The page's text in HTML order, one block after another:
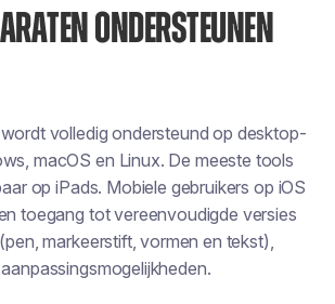
ONDERSTEUNEN
volledig ondersteund op desktop-
macOS en Linux. De meeste tools
op iPads. Mobiele gebruikers op iOS
toegang tot vereenvoudigde versies
markeerstift, vormen en tekst),